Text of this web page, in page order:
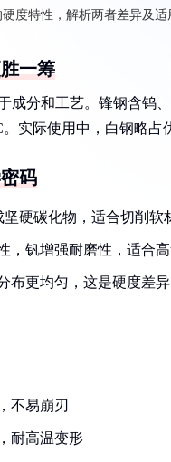
度特性，解析两者差异及
一筹
成分和工艺。锋钢含钨
实际使用中，白钢略占
码
坚硬碳化物，适合切削软
，钒增强耐磨性，适合
布更均匀，这是硬度差
不易崩刃
耐高温变形